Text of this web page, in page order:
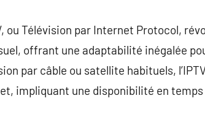
ou Télévision par Internet Protocol,
offrant une adaptabilité inégalée
par câble ou satellite habituels,
impliquant une disponibilité en